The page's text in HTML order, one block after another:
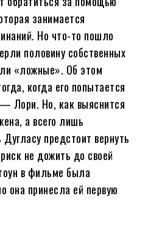
занимается
Но что-то пошло
половину собственных
«ложные». Об этом
когда его попытается
Лори. Но, как выяснится
а всего лишь
предстоит вернуть
не дожить до своей
в фильме была
она принесла ей первую